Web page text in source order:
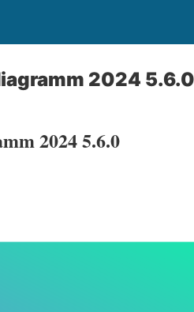
2024 5.6.0
2024 5.6.0